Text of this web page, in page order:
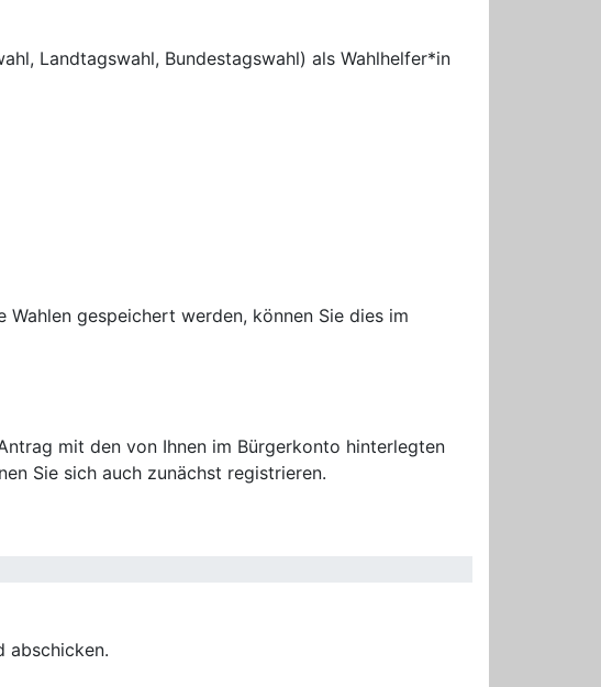
Landtagswahl, Bundestagswahl) als Wahlhelfer*in
gespeichert werden, können Sie dies im
mit den von Ihnen im Bürgerkonto hinterlegten
Sie sich auch zunächst registrieren.
abschicken.